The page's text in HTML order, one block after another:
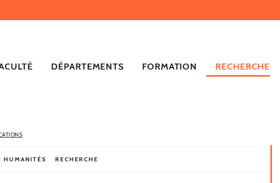
DÉPARTEMENTS FORMATION RECHERCHE
HUMANITÉS RECHERCHE